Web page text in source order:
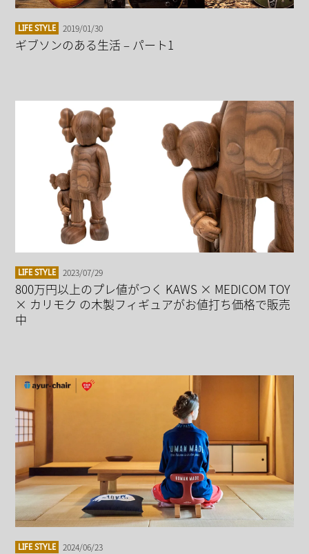
LIFE STYLE 2019/01/30
ギブソンのある生活 – パート1
LIFE STYLE 2023/07/29
800万円以上のプレ値がつく KAWS × MEDICOM TOY
× カリモク の木製フィギュアがお値打ち価格で販売
中
LIFE STYLE 2024/06/23